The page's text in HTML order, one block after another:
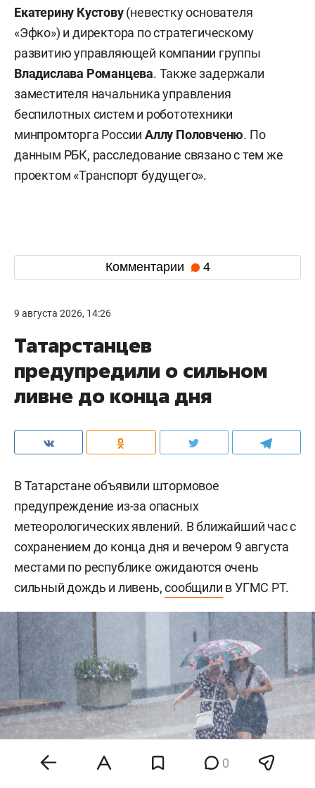
Екатерину Кустову(невестку основателя
«Эфко») и директора по стратегическому
развитию управляющей компании группы
Владислава Романцева. Также задержали
заместителя начальника управления
беспилотных систем и робототехники
минпромторга РоссииАллу Половченю. По
данным РБК, расследование связано с тем же
проектом «Транспорт будущего».
Комментарии 4
9 августа 2026, 14:26
Татарстанцев
предупредили о сильном
ливне до конца дня
В Татарстане объявили штормовое
предупреждение из-за опасных
метеорологических явлений. В ближайший час с
сохранением до конца дня и вечером 9 августа
местами по республике ожидаются очень
сильный дождь и ливень,сообщили в УГМС РТ.
0